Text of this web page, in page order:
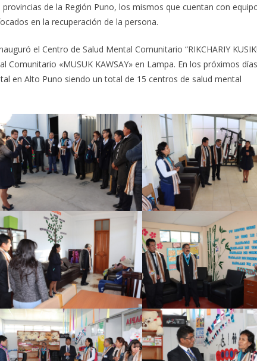
de la Región Puno, los mismos que cuentan con
en la recuperación de la persona.
el Centro de Salud Mental Comunitario “RIKCHARIY
Comunitario «MUSUK KAWSAY» en Lampa. En los próximos
en Alto Puno siendo un total de 15 centros de salud mental